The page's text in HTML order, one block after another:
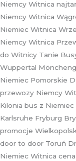
Niemcy Witnica
Niemcy Witnica
Niemiec Witnica
Niemcy Witnica
do Witnicy Tanie
Wuppertal
Niemiec Pomorskie
przewozy Niemcy
Kilonia bus z
Karlsruhe Fryburg
promocje
door to door Toruń
Niemiec Witnica